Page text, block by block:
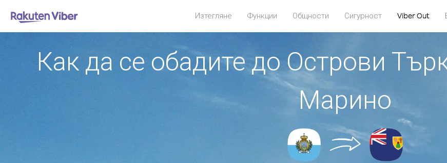
Изтегляне Функции Общности Сигурност Viber Out
Как да се обадите до Острови
Марино